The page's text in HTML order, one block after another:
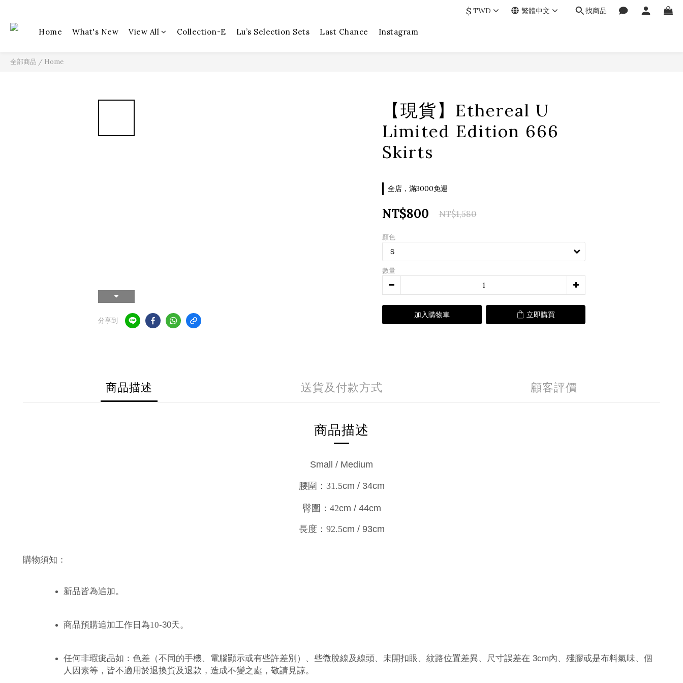
$ TWD 繁體中文 找商品
Home What's New View All Collection-E Lu’s Selection Sets Last Chance Instagram
全部商品 / Home
分享到
【現貨】Ethereal U
Limited Edition 666
Skirts
全店，滿3000免運
NT$800 NT$1,580
顏色
數量
加入購物車 立即購買
商品描述 送貨及付款方式 顧客評價
商品描述
Small / Medium
腰圍：31.5cm / 34cm
臀圍：42cm / 44cm
長度：92.5cm / 93cm
購物須知：
新品皆為追加。
商品預購追加工作日為10-30天。
任何非瑕疵品如：色差（不同的手機、電腦顯示或有些許差別）、些微脫線及線頭、未開扣眼、紋路位置差異、尺寸誤差在 3cm內、殘膠或是布料氣味、個
人因素等，皆不適用於退換貨及退款，造成不變之處，敬請見諒。